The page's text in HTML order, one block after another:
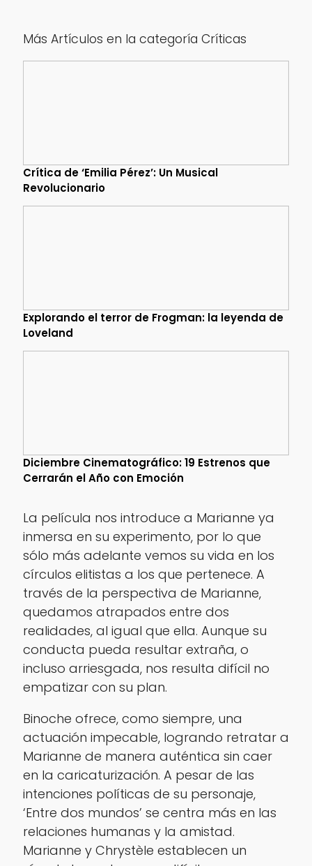
Más Artículos en la categoría Críticas
Crítica de ‘Emilia Pérez’: Un Musical
Revolucionario
Explorando el terror de Frogman: la leyenda de
Loveland
Diciembre Cinematográfico: 19 Estrenos que
Cerrarán el Año con Emoción
La película nos introduce a Marianne ya
inmersa en su experimento, por lo que
sólo más adelante vemos su vida en los
círculos elitistas a los que pertenece. A
través de la perspectiva de Marianne,
quedamos atrapados entre dos
realidades, al igual que ella. Aunque su
conducta pueda resultar extraña, o
incluso arriesgada, nos resulta difícil no
empatizar con su plan.
Binoche ofrece, como siempre, una
actuación impecable, logrando retratar a
Marianne de manera auténtica sin caer
en la caricaturización. A pesar de las
intenciones políticas de su personaje,
‘Entre dos mundos’ se centra más en las
relaciones humanas y la amistad.
Marianne y Chrystèle establecen un